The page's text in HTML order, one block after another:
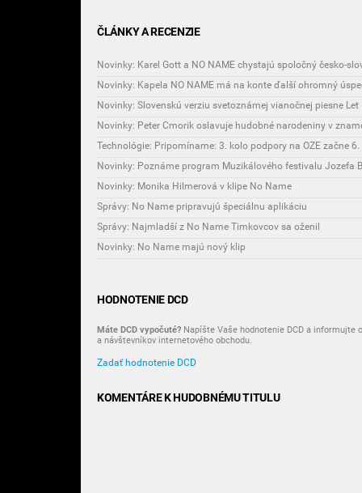
ČLÁNKY A RECENZIE
Novinky: Karel Gott a NO NAME chystajú spoločný česko-
Novinky: Peter Cmorik oslavuje hudobné narodeniny v
Novinky: Poznáme program Muzikálového festivalu Jozefa
Novinky: Monika Hilmerová v klipe No Name
Správy: No Name pripravujú špeciálnu aplikáciu
Správy: Najmladší z No Name Timkovcov sa oženil
Novinky: No Name majú nový klip
HODNOTENIE DCD
Máte DCD vypočuté? Napíšte Vaše hodnotenie DCD a informujte
a návštevníkov internetového obchodu.
Zadať hodnotenie DCD
KOMENTÁRE K HUDOBNÉMU TITULU